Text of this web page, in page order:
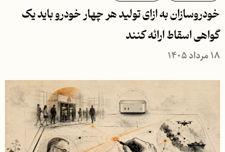
خودروسازان به ازای تولید هر چهار خودرو باید یک
گواهی اسقاط ارائه کنند
۱۸ مرداد ۱۴۰۵